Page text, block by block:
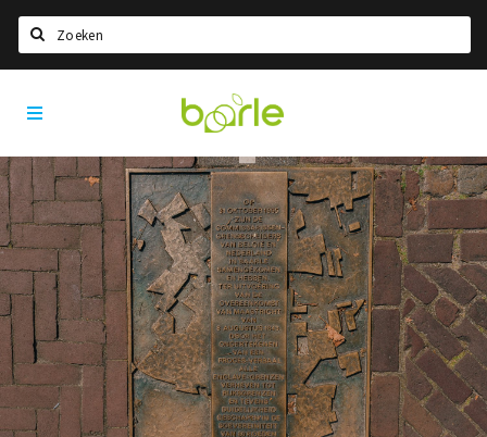
Home
Informatie
Over Baarle
Geschiedenis
Visit Baarle Shop
Enclavebon
Nieuws
Agenda
Visit
Baarle